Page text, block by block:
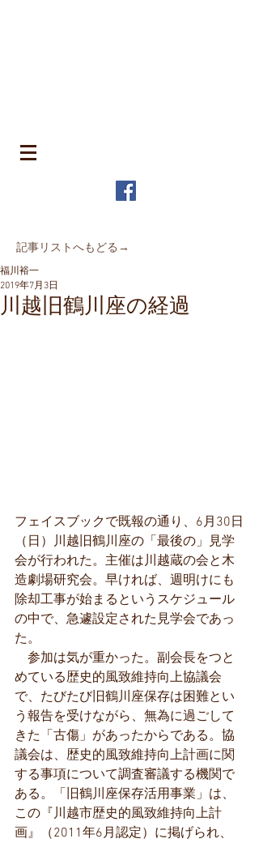
​記事リストへもどる→
川越旧鶴川座の経過
福川裕一
2019年7月3日
フェイスブックで既報の通り、6月30日
（日）川越旧鶴川座の「最後の」見学
会が行われた。主催は川越蔵の会と木
造劇場研究会。早ければ、週明けにも
除却工事が始まるというスケジュール
の中で、急遽設定された見学会であっ
た。
参加は気が重かった。副会長をつと
めている歴史的風致維持向上協議会
で、たびたび旧鶴川座保存は困難とい
う報告を受けながら、無為に過ごして
きた「古傷」があったからである。協
議会は、歴史的風致維持向上計画に関
する事項について調査審議する機関で
ある。「旧鶴川座保存活用事業」は、
この『川越市歴史的風致維持向上計
画』（2011年6月認定）に掲げられ、